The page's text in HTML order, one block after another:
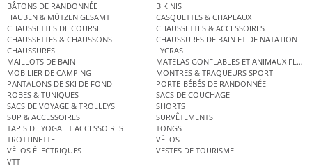
BÂTONS DE RANDONNÉE
BIKINIS
HAUBEN & MÜTZEN GESAMT
CASQUETTES & CHAPEAUX
CHAUSSETTES DE COURSE
CHAUSSETTES & ACCESSOIRES
CHAUSSETTES & CHAUSSONS
CHAUSSURES DE BAIN ET DE NATATION
CHAUSSURES
LYCRAS
MAILLOTS DE BAIN
MATELAS GONFLABLES ET ANIMAUX
MOBILIER DE CAMPING
MONTRES & TRAQUEURS SPORT
PANTALONS DE SKI DE FOND
PORTE-BÉBÉS DE RANDONNÉE
ROBES & TUNIQUES
SACS DE COUCHAGE
SACS DE VOYAGE & TROLLEYS
SHORTS
SUP & ACCESSOIRES
SURVÊTEMENTS
TAPIS DE YOGA ET ACCESSOIRES
TONGS
TROTTINETTE
VÉLOS
VÉLOS ÉLECTRIQUES
VESTES DE TOURISME
VTT